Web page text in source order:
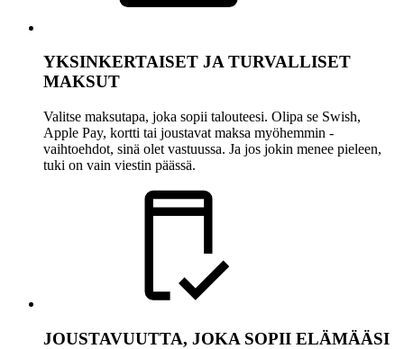
YKSINKERTAISET JA TURVALLISET
MAKSUT
Valitse maksutapa, joka sopii talouteesi. Olipa se Swish,
Apple Pay, kortti tai joustavat maksa myöhemmin -
vaihtoehdot, sinä olet vastuussa. Ja jos jokin menee pieleen,
tuki on vain viestin päässä.
JOUSTAVUUTTA, JOKA SOPII ELÄMÄÄSI